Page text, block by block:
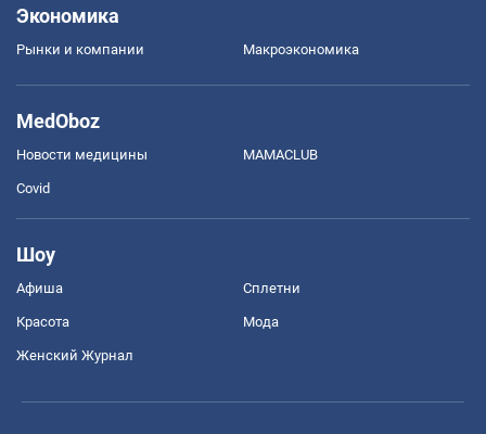
Экономика
Рынки и компании Mакроэкономика
MedOboz
Новости медицины MAMACLUB
Covid
Шоу
Афиша Сплетни
Красота Мода
Женский Журнал